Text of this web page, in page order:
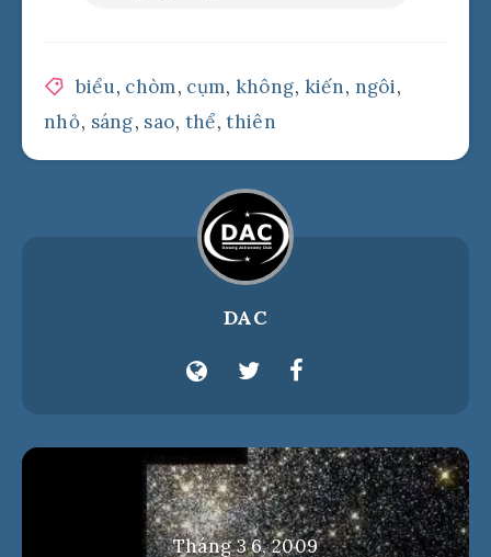
biểu, chòm, cụm, không, kiến, ngôi,
nhỏ, sáng, sao, thể,thiên
DAC
Tháng 3 6, 2009